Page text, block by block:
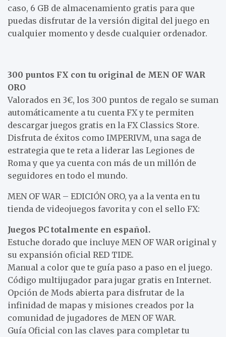
caso, 6 GB de almacenamiento gratis para que
puedas disfrutar de la versión digital del juego en
cualquier momento y desde cualquier ordenador.
300 puntos FX con tu original de MEN OF WAR
ORO
Valorados en 3€, los 300 puntos de regalo se suman
automáticamente a tu cuenta FX y te permiten
descargar juegos gratis en la FX Classics Store.
Disfruta de éxitos como IMPERIVM, una saga de
estrategia que te reta a liderar las Legiones de
Roma y que ya cuenta con más de un millón de
seguidores en todo el mundo.
MEN OF WAR – EDICIÓN ORO, ya a la venta en tu
tienda de videojuegos favorita y con el sello FX:
Juegos PC totalmente en español.
Estuche dorado que incluye MEN OF WAR original y
su expansión oficial RED TIDE.
Manual a color que te guía paso a paso en el juego.
Código multijugador para jugar gratis en Internet.
Opción de Mods abierta para disfrutar de la
infinidad de mapas y misiones creados por la
comunidad de jugadores de MEN OF WAR.
Guía Oficial con las claves para completar tu